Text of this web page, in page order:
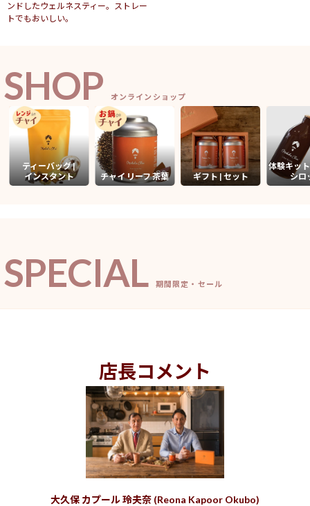
ンドしたウェルネスティー。ストレー
トでもおいしい。
SHOP オンラインショップ
ティーバッグ |
インスタント
チャイ リーフ 茶葉 ギフト | セット
体験キッ
シロ
SPECIAL 期間限定・セール
店長コメント
大久保 カプール 玲夫奈 (Reona Kapoor Okubo)